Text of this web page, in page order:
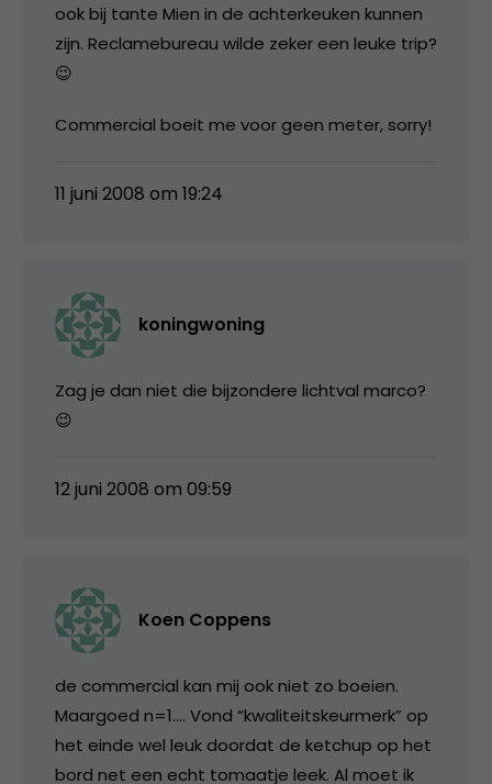
ook bij tante Mien in de achterkeuken kunnen
zijn. Reclamebureau wilde zeker een leuke trip?
😉
Commercial boeit me voor geen meter, sorry!
11 juni 2008 om 19:24
koningwoning
Zag je dan niet die bijzondere lichtval marco?
😉
12 juni 2008 om 09:59
Koen Coppens
de commercial kan mij ook niet zo boeien.
Maargoed n=1…. Vond “kwaliteitskeurmerk” op
het einde wel leuk doordat de ketchup op het
bord net een echt tomaatje leek. Al moet ik